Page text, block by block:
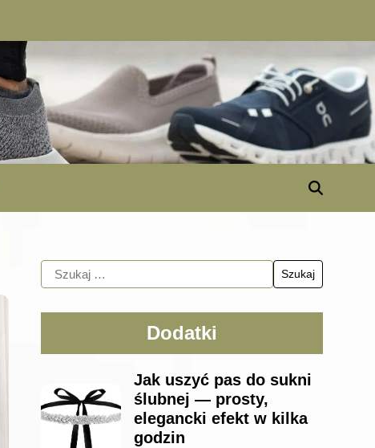
Dodatki
Jak uszyć pas do sukni
ślubnej — prosty,
elegancki efekt w kilka
godzin